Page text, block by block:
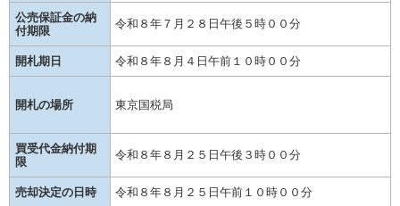
公売保証金の納
付期限
令和８年７月２８日午後５時００分
開札期日 令和８年８月４日午前１０時００分
開札の場所 東京国税局
買受代金納付期
限
令和８年８月２５日午後３時００分
売却決定の日時 令和８年８月２５日午前１０時００分